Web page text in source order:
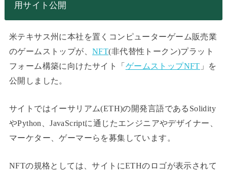
用サイト公開
米テキサス州に本社を置くコンピューターゲーム販売業
のゲームストップが、NFT(非代替性トークン)プラット
フォーム構築に向けたサイト「ゲームストップNFT 」を
公開しました。
サイトではイーサリアム(ETH)の開発言語であるSolidity
やPython、JavaScriptに通じたエンジニアやデザイナー、
マーケター、ゲーマーらを募集しています。
NFTの規格としては、サイトにETHのロゴが表示されて